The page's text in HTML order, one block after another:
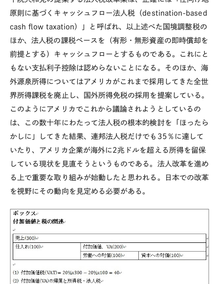
原則に基づくキャッシュフロー法人税（destination-based
cash flow taxation）」と呼ばれ、以上述べた国境調整税の
ほか、法人税の課税ベースを（有形・無形資産の即時償却を
前提とする）キャッシュフローとするものである。これにと
もない支払利子控除は認めらないことになる。そのほか、海
外源泉所得についてはアメリカがこれまで採用してきた全世
界所得課税を廃止し、国外所得免税の採用を提案している。
このようにアメリカでこれから議論されようとしているの
は、この数十年にわたって法人税の根本的検討を「ほったら
かしに」してきた結果、連邦法人税だけでも35％に達して
いたり、アメリカ企業が海外に2兆ドルを超える所得を留保
している現状を見直そうというものである。法人改革を進め
る上で重要な取り組みが始動したと思われる。日本での改革
を視野にその動向を見定める必要がある。